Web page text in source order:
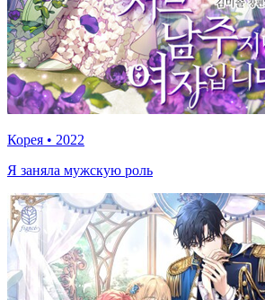
Корея • 2022
Я заняла мужскую роль